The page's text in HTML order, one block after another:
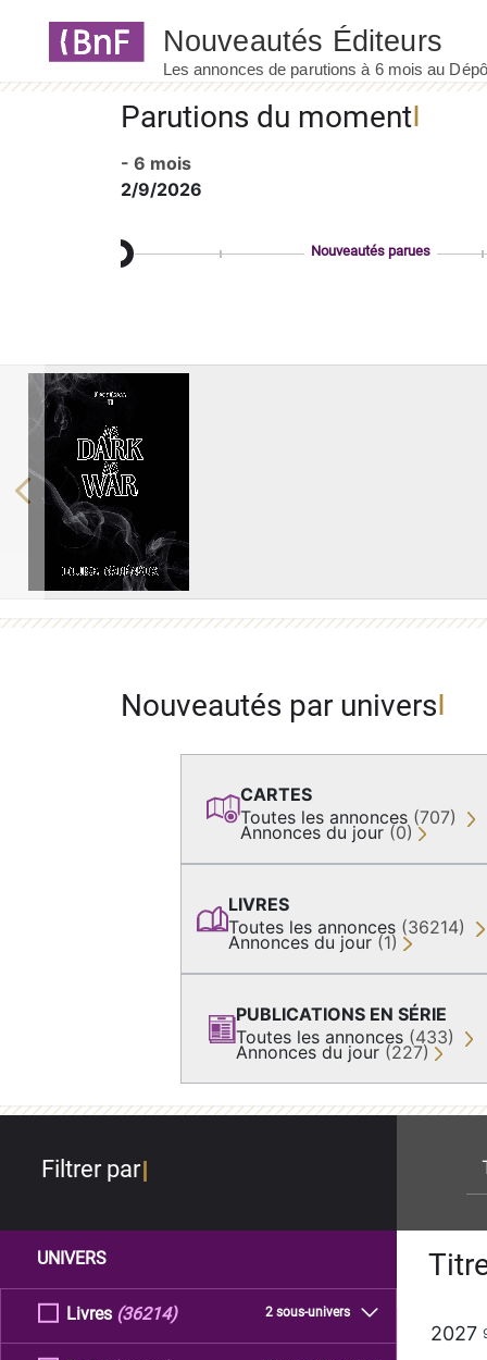
Parutions du moment
- 6 mois
2/9/2026
Nouveautés parues
Previous
Nouveautés par univers
CARTES
Toutes les annonces (707)
Annonces du jour (0)
LIVRES
Toutes les annonces (36214)
Annonces du jour (1)
PUBLICATIONS EN SÉRIE
Toutes les annonces (433)
Annonces du jour (227)
Filtrer par
UNIVERS
Livres 2 sous-univers
(36214)
2027